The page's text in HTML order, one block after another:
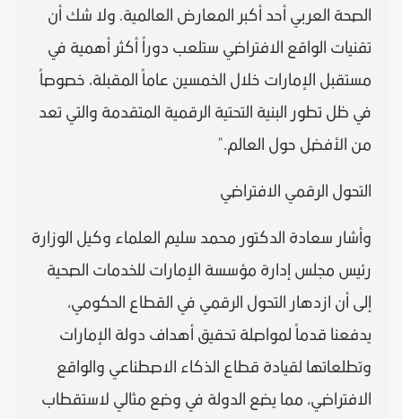
الصحة العربي أحد أكبر المعارض العالمية. ولا شك أن
تقنيات الواقع الافتراضي ستلعب دوراً أكثر أهمية في
مستقبل الإمارات خلال الخمسين عاماً المقبلة، خصوصاً
في ظل تطور البنية التحتية الرقمية المتقدمة والتي تعد
من الأفضل حول العالم."
التحول الرقمي الافتراضي
وأشار سعادة الدكتور محمد سليم العلماء وكيل الوزارة
رئيس مجلس إدارة مؤسسة الإمارات للخدمات الصحية
إلى أن ازدهار التحول الرقمي في القطاع الحكومي،
يدفعنا قدماً لمواصلة تحقيق أهداف دولة الإمارات
وتطلعاتها لقيادة قطاع الذكاء الاصطناعي والواقع
الافتراضي، مما يضع الدولة في وضع مثالي لاستقطاب